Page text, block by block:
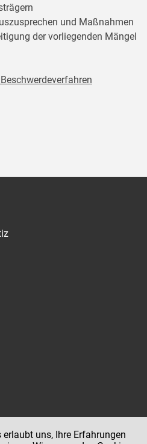
und Maßnahmen
der vorliegenden Mängel
uns, Ihre Erfahrungen